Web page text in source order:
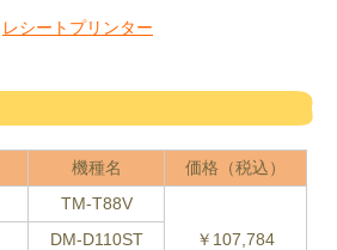
レシートプリンター
機種名 価格（税込）
TM-T88V
￥107,784
DM-D110ST